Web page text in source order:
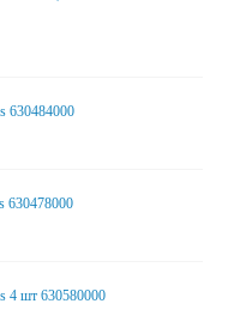
630484000
630478000
4 шт 630580000